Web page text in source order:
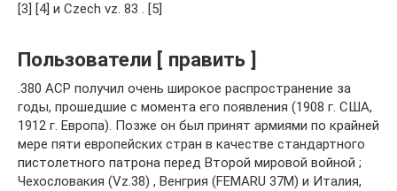
[3] [4] и Czech vz. 83 . [5]
Пользователи [ править ]
.380 ACP получил очень широкое распространение за
годы, прошедшие с момента его появления (1908 г. США,
1912 г. Европа). Позже он был принят армиями по крайней
мере пяти европейских стран в качестве стандартного
пистолетного патрона перед Второй мировой войной ;
Чехословакия (Vz.38) , Венгрия (FEMARU 37M) и Италия,